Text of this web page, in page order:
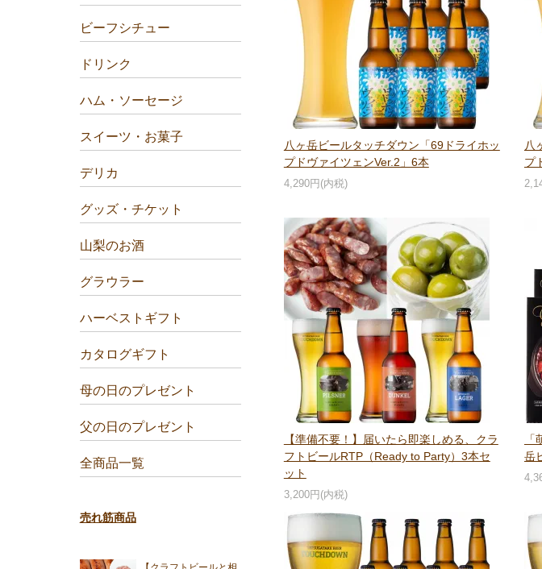
八ヶ岳ビールタッチダウン「69ドライホッ
プドヴァイツェンVer.2」6本
4,290円(内税)
八
プ
【準備不要！】届いたら即楽しめる、クラ
フトビールRTP（Ready to Party）3本セ
ット
3,200円(内税)
岳
ビーフシチュー
ドリンク
ハム・ソーセージ
スイーツ・お菓子
デリカ
グッズ・チケット
山梨のお酒
グラウラー
ハーベストギフト
カタログギフト
母の日のプレゼント
父の日のプレゼント
全商品一覧
売れ筋商品